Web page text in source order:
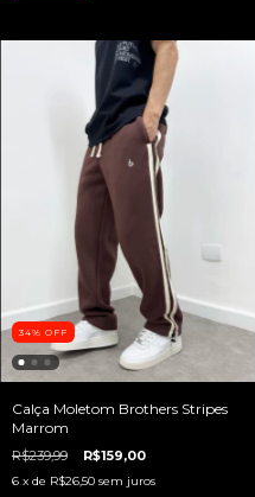
34% OFF
Calça Moletom Brothers Stripes
Marrom
R$239,99 R$159,00
6 x de R$26,50 sem juros